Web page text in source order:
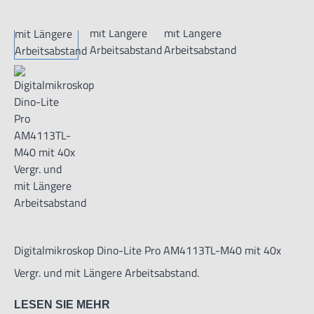
Digitalmikroskop Dino-Lite Pro AM4113TL-M40 mit 40x
Vergr. und mit Längere Arbeitsabstand.
LESEN SIE MEHR